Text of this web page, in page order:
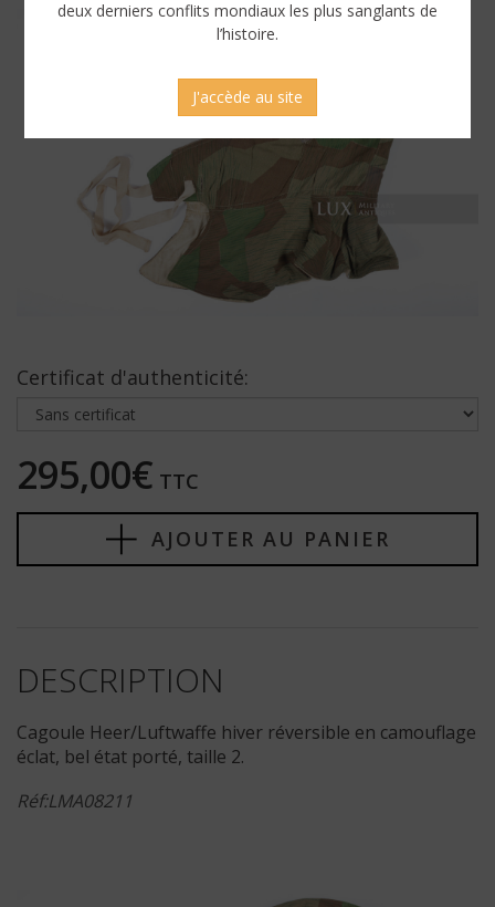
Certificat d'authenticité:
295,00€ TTC
AJOUTER AU PANIER
DESCRIPTION
Cagoule Heer/Luftwaffe hiver réversible en camouflage
éclat, bel état porté, taille 2.
Réf:LMA08211
deux derniers conflits mondiaux les plus sanglants de
l’histoire.
J'accède au site